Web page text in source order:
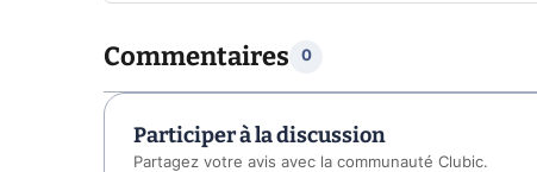
Commentaires 0
Participer à la discussion
Partagez votre avis avec la communauté Clubic.